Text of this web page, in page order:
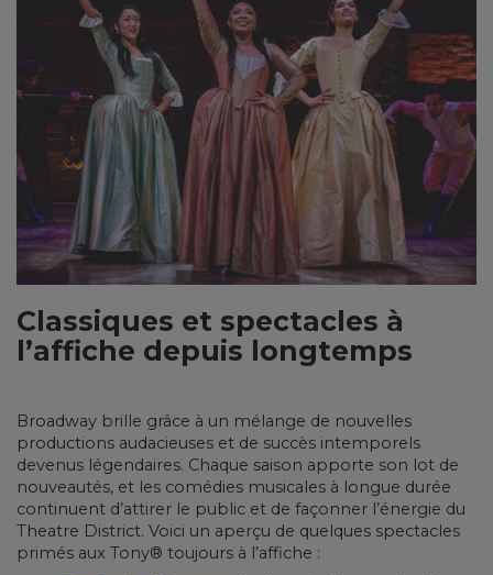
Classiques et spectacles à
l’affiche depuis longtemps
Broadway brille grâce à un mélange de nouvelles
productions audacieuses et de succès intemporels
devenus légendaires. Chaque saison apporte son lot de
nouveautés, et les comédies musicales à longue durée
continuent d’attirer le public et de façonner l’énergie du
Theatre District. Voici un aperçu de quelques spectacles
primés aux Tony® toujours à l’affiche :